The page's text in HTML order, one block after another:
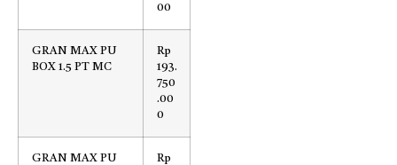
00
GRAN MAX PU
BOX 1.5 PT MC
Rp
193.
750
.00
0
GRAN MAX PU
Rp